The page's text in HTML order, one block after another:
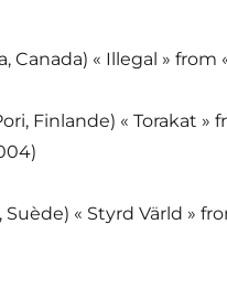
Canada) « Illegal » from
Finlande) « Torakat »
Suède) « Styrd Värld »